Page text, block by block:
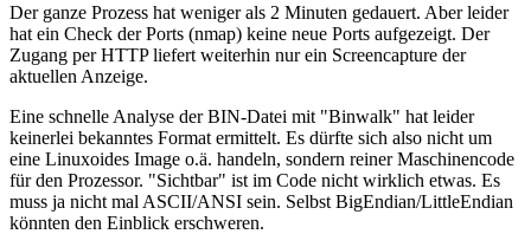
Der ganze Prozess hat weniger als 2 Minuten gedauert. Aber leider
hat ein Check der Ports (nmap) keine neue Ports aufgezeigt. Der
Zugang per HTTP liefert weiterhin nur ein Screencapture der
aktuellen Anzeige.
Eine schnelle Analyse der BIN-Datei mit "Binwalk" hat leider
keinerlei bekanntes Format ermittelt. Es dürfte sich also nicht um
eine Linuxoides Image o.ä. handeln, sondern reiner Maschinencode
für den Prozessor. "Sichtbar" ist im Code nicht wirklich etwas. Es
muss ja nicht mal ASCII/ANSI sein. Selbst BigEndian/LittleEndian
könnten den Einblick erschweren.